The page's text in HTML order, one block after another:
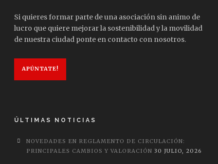
Si quieres formar parte de una asociación sin animo de
lucro que quiere mejorar la sostenibilidad y la movilidad
de nuestra ciudad ponte en contacto con nosotros.
APÚNTATE!
ÚLTIMAS NOTICIAS
NOVEDADES EN REGLAMENTO DE CIRCULACIÓN:
PRINCIPALES CAMBIOS Y VALORACIÓN 30 JULIO, 2026